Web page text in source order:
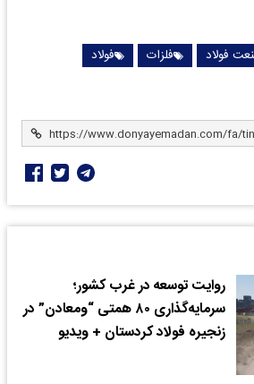
فولاد فلزات
فولاد
روایت توسعه در غرب کشور؛
سرمایه‌گذاری ۸۰ همتی “ومعادن” در
زنجیره فولاد کردستان + ویدیو